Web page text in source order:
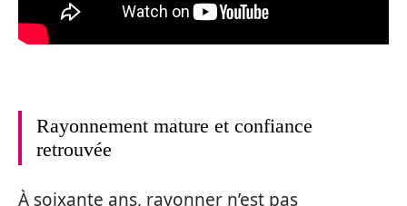
Rayonnement mature et confiance
retrouvée
À soixante ans, rayonner n’est pas